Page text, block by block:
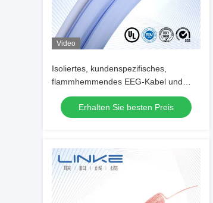
Video
Isoliertes, kundenspezifisches,
flammhemmendes EEG-Kabel und
medizinisches Steckerkabel für EMG-
Anwendungen
Erhalten Sie besten Preis